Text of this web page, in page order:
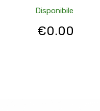
Disponibile
€0.00